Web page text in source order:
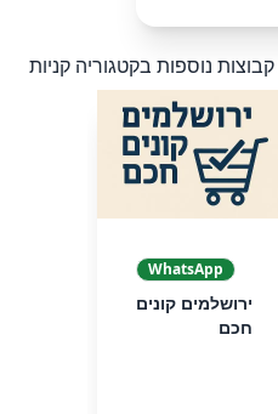
קבוצות נוספות בקטגוריה קניות
WhatsApp
ירושלמים קונים
חכם